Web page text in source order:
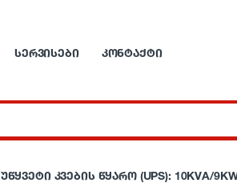
ᲡᲔᲠᲕᲘᲡᲔᲑᲘ ᲙᲝᲜᲢᲐᲥᲢᲘ
უწყვეტი კვების წყარო (UPS): 10KVA/